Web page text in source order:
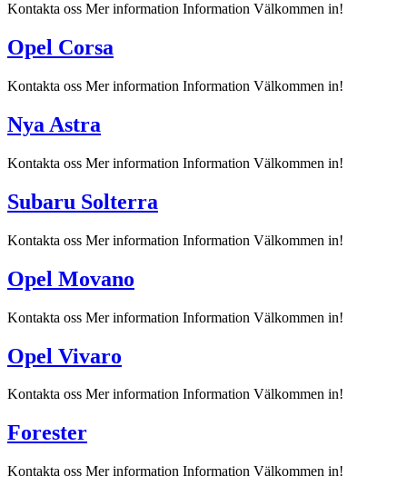
Kontakta oss Mer information Information Välkommen in!
Opel Corsa
Kontakta oss Mer information Information Välkommen in!
Nya Astra
Kontakta oss Mer information Information Välkommen in!
Subaru Solterra
Kontakta oss Mer information Information Välkommen in!
Opel Movano
Kontakta oss Mer information Information Välkommen in!
Opel Vivaro
Kontakta oss Mer information Information Välkommen in!
Forester
Kontakta oss Mer information Information Välkommen in!